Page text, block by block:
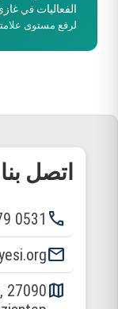
الفعاليات في
لرفع مستوى
اتصل بنا
phone
0531 679 10 14
email
map
27090